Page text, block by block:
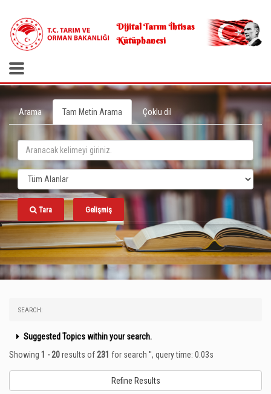
Dijital Tarım İhtisas
Kütüphanesi
Arama Tam Metin Arama Çoklu dil
Tara Gelişmiş
SEARCH:
Suggested Topics within your search.
Showing 1 - 20results of 231 for search '', query time: 0.03s
Refine Results